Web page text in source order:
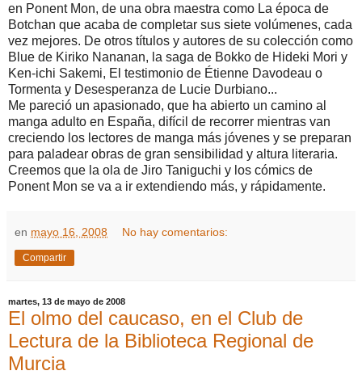
en Ponent Mon, de una obra maestra como La época de
Botchan que acaba de completar sus siete volúmenes, cada
vez mejores. De otros títulos y autores de su colección como
Blue de Kiriko Nananan, la saga de Bokko de Hideki Mori y
Ken-ichi Sakemi, El testimonio de Étienne Davodeau o
Tormenta y Desesperanza de Lucie Durbiano...
Me pareció un apasionado, que ha abierto un camino al
manga adulto en España, difícil de recorrer mientras van
creciendo los lectores de manga más jóvenes y se preparan
para paladear obras de gran sensibilidad y altura literaria.
Creemos que la ola de Jiro Taniguchi y los cómics de
Ponent Mon se va a ir extendiendo más, y rápidamente.
en mayo 16, 2008 No hay comentarios:
Compartir
martes, 13 de mayo de 2008
El olmo del caucaso, en el Club de
Lectura de la Biblioteca Regional de
Murcia